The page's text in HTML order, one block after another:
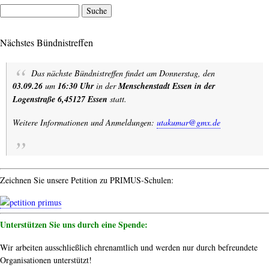
Antworten
der
Sprecher:innen
Wahlprüfstein
Nächstes Bündnistreffen
Das nächste Bündnistreffen findet am Donnerstag, den
03.09.26 um 16:30 Uhrin derMenschenstadt Essen in der
Logenstraße 6,45127 Essen statt.
Weitere Informationen und Anmeldungen: utakumar@gmx.de
Zeichnen Sie unsere Petition zu PRIMUS-Schulen:
Unterstützen Sie uns durch eine Spende:
Wir arbeiten ausschließlich ehrenamtlich und werden nur durch befreundete
Organisationen unterstützt!